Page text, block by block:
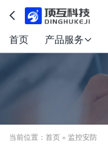

首页 产品服务
当前位置： 首页 » 监控安防